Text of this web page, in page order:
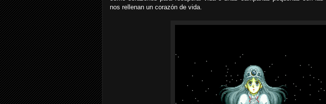
nos rellenan un corazón de vida.